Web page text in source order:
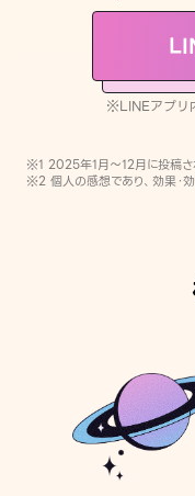
※LINEアプリ
※1 2025年1月〜12月に投稿さ
※2 個人の感想であり、効果・